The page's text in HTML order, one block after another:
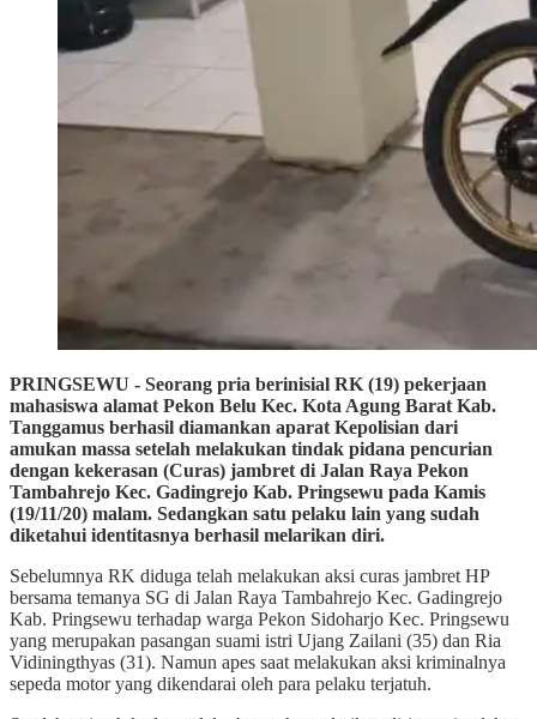
PRINGSEWU - Seorang pria berinisial RK (19) pekerjaan
mahasiswa alamat Pekon Belu Kec. Kota Agung Barat Kab.
Tanggamus berhasil diamankan aparat Kepolisian dari
amukan massa setelah melakukan tindak pidana pencurian
dengan kekerasan (Curas) jambret di Jalan Raya Pekon
Tambahrejo Kec. Gadingrejo Kab. Pringsewu pada Kamis
(19/11/20) malam. Sedangkan satu pelaku lain yang sudah
diketahui identitasnya berhasil melarikan diri.
Sebelumnya RK diduga telah melakukan aksi curas jambret HP
bersama temanya SG di Jalan Raya Tambahrejo Kec. Gadingrejo
Kab. Pringsewu terhadap warga Pekon Sidoharjo Kec. Pringsewu
yang merupakan pasangan suami istri Ujang Zailani (35) dan Ria
Vidiningthyas (31). Namun apes saat melakukan aksi kriminalnya
sepeda motor yang dikendarai oleh para pelaku terjatuh.